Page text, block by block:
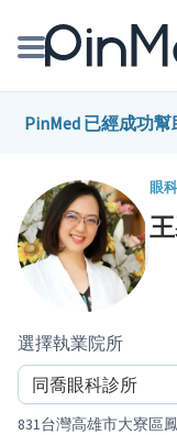
線上預約醫師、院所
醫師專欄專訪
健康主題館
PinMed 已經成功
眼科
選擇執業院所
831台灣高雄市大寮區